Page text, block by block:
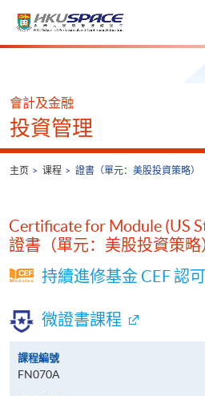
Main
會計及金融
投資管理
主页 课程 證書（單元：美股投資策略）
Certificate for Module (US
證書（單元：美股投資策略
持續進修基金 CEF 認
微證書課程
課程編號
FN070A